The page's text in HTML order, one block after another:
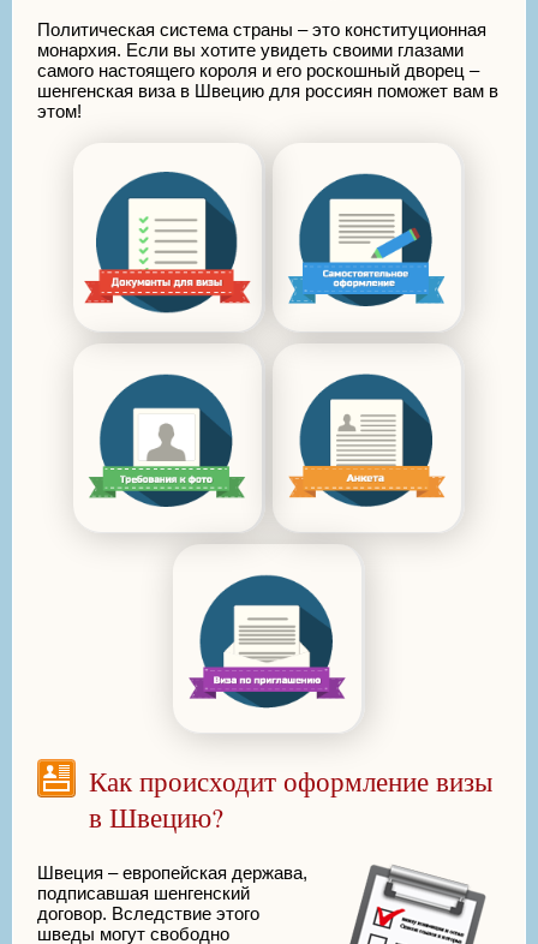
Политическая система страны – это конституционная
монархия. Если вы хотите увидеть своими глазами
самого настоящего короля и его роскошный дворец –
шенгенская виза в Швецию для россиян поможет вам в
этом!
Как происходит оформление визы
в Швецию?
Швеция – европейская держава,
подписавшая шенгенский
договор. Вследствие этого
шведы могут свободно